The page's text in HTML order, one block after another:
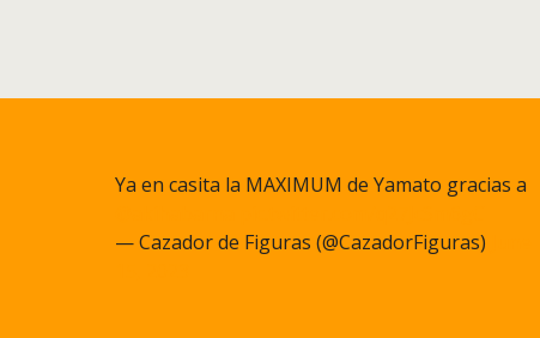
Ya en casita la MAXIMUM de Yamato gracias a
— Cazador de Figuras (@CazadorFiguras)